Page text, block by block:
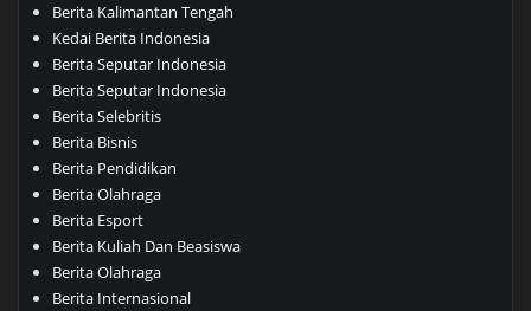
Berita Kalimantan Tengah
Kedai Berita Indonesia
Berita Seputar Indonesia
Berita Seputar Indonesia
Berita Selebritis
Berita Bisnis
Berita Pendidikan
Berita Olahraga
Berita Esport
Berita Kuliah Dan Beasiswa
Berita Olahraga
Berita Internasional